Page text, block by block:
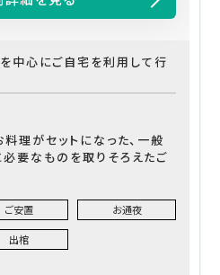
中心にご自宅を利用して行
理がセットになった、一般
要なものを取りそろえたご
ご安置 お通夜
出棺